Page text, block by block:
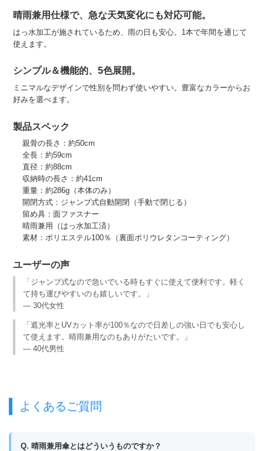
晴雨兼用仕様で、急な天気変化にも対応可能。
はっ水加工が施されているため、雨の日も安心。1本で年間を通じて
使えます。
シンプル＆機能的、5色展開。
ミニマルなデザインで性別を問わず使いやすい。豊富なカラーからお
好みを選べます。
製品スペック
親骨の長さ：約50cm
全長：約59cm
直径：約88cm
収納時の長さ：約41cm
重量：約286g（本体のみ）
開閉方式：ジャンプ式自動開閉（手動で閉じる）
留め具：面ファスナー
晴雨兼用（はっ水加工済）
素材：ポリエステル100％（裏面ポリウレタンコーティング）
ユーザーの声
「ジャンプ式なので急いでいる時もすぐに使えて便利です。軽く
て持ち運びやすいのも嬉しいです。」
— 30代女性
「遮光率とUVカット率が100％なので日差しの強い日でも安心し
て使えます。晴雨兼用なのもありがたいです。」
— 40代男性
よくあるご質問
Q. 晴雨兼用傘とはどういうものですか？